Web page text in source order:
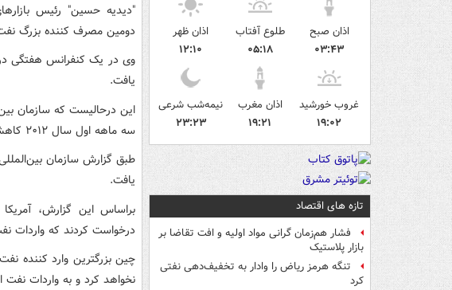
اذان صبح
۰۳:۴۳
طلوع آفتاب
۰۵:۱۸
اذان ظهر
۱۲:۱۰
غروب خورشید
۱۹:۰۲
اذان مغرب
۱۹:۲۱
نیمه‌شب شرعی
۲۳:۲۳
تازه های اقتصاد
فشار هم‌زمان گرانی مواد اولیه و افت تقاضا بر
بازار پلاستیک
تنگه هرمز ریاض را وادار به تخفیف‌دهی نفتی
کرد
"دیدیه حسین" رئیس
دومین مصرف کننده بزرگ نفت
وی در یک کنفرانس هفتگی در
یافت.
سه ماهه اول سال ۲۰۱۲ کاهش خواهد یافت.
یافت.
براساس این گزارش،
درخواست کردند که واردات
چین بزرگترین وارد کننده
نخواهد کرد و به واردات نفت